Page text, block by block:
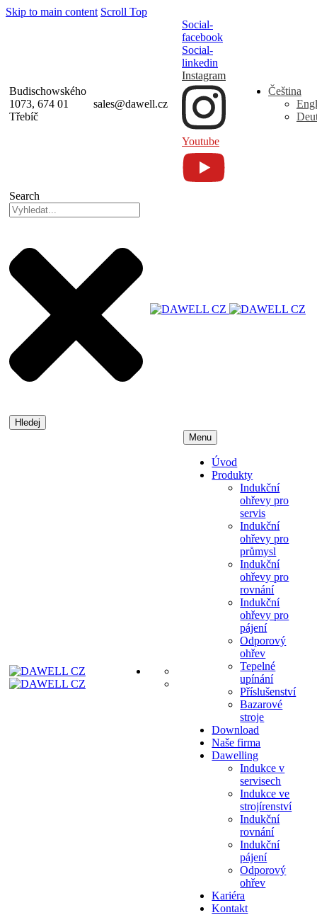
Skip to main content Scroll Top
Budischowského
1073, 674 01
Třebíč
sales@dawell.cz
Social-
facebook
Social-
linkedin
Instagram
Youtube
Čeština
Search
Hledej
Menu
Úvod
Produkty
Indukční
ohřevy pro
servis
Indukční
ohřevy pro
průmysl
Indukční
ohřevy pro
rovnání
Indukční
ohřevy pro
pájení
Odporový
ohřev
Tepelné
upínání
Příslušenství
Bazarové
stroje
Download
Naše firma
Dawelling
Indukce v
servisech
Indukce ve
strojírenství
Indukční
rovnání
Indukční
pájení
Odporový
ohřev
Kariéra
Kontakt